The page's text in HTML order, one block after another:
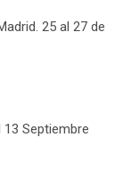
25 al 27 de
Septiembre